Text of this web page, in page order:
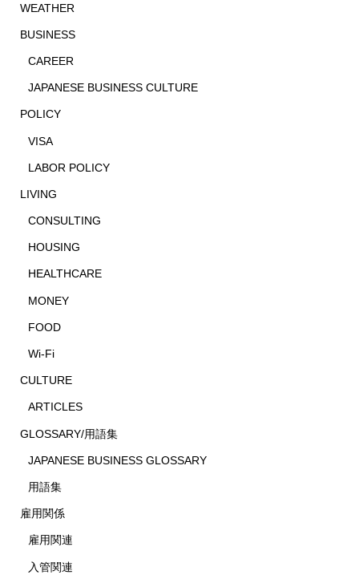
WEATHER
BUSINESS
CAREER
JAPANESE BUSINESS CULTURE
POLICY
VISA
LABOR POLICY
LIVING
CONSULTING
HOUSING
HEALTHCARE
MONEY
FOOD
Wi-Fi
CULTURE
ARTICLES
GLOSSARY/用語集
JAPANESE BUSINESS GLOSSARY
用語集
雇用関係
雇用関連
入管関連